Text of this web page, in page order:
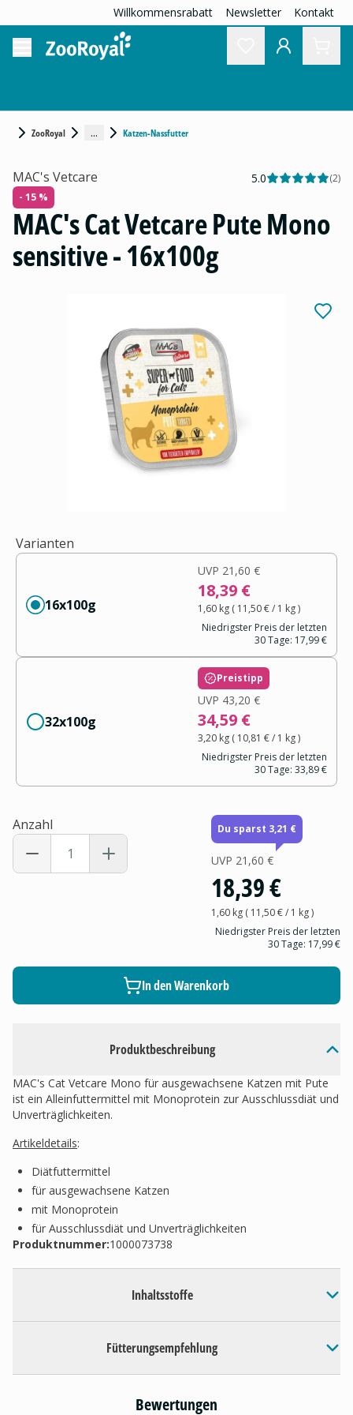
Willkommensrabatt Newsletter Kontakt
ZooRoyal ... Katzen-Nassfutter
Produktbeschreibung
MAC's Cat Vetcare Mono für ausgewachsene Katzen mit Pute
ist ein Alleinfuttermittel mit Monoprotein zur Ausschlussdiät und
Unverträglichkeiten.
Artikeldetails:
Diätfuttermittel
für ausgewachsene Katzen
mit Monoprotein
für Ausschlussdiät und Unverträglichkeiten
Produktnummer:1000073738
Inhaltsstoffe
Fütterungsempfehlung
MAC's Vetcare 5.0 (2)
- 15 %
MAC's Cat Vetcare Pute Mono
sensitive - 16x100g
Varianten
16x100g
UVP 21,60 €
18,39 €
1,60 kg( 11,50 €/ 1 kg)
Niedrigster Preis der letzten
30 Tage: 17,99 €
32x100g
Preistipp
UVP 43,20 €
34,59 €
3,20 kg( 10,81 €/ 1 kg)
Niedrigster Preis der letzten
30 Tage: 33,89 €
Anzahl Du sparst 3,21 €
UVP 21,60 €
18,39 €
1,60 kg( 11,50 €/ 1 kg)
Niedrigster Preis der letzten
30 Tage: 17,99 €
In den Warenkorb
Bewertungen